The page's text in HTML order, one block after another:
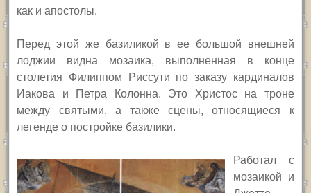
как и апостолы.
Перед этой же базиликой в ее большой внешней
лоджии видна мозаика, выполненная в конце
столетия Филиппом Риссути по заказу кардиналов
Иакова и Петра Колонна. Это Христос на троне
между святыми, а также сцены, относящиеся к
легенде о постройке базилики.
Работал с
мозаикой и